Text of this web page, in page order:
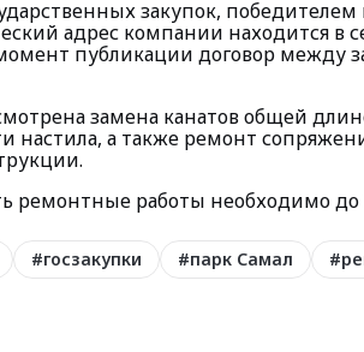
закупок, победителем
адрес компании находится в
публикации договор между
замена канатов общей
настила, а также ремонт
ремонтные работы необходимо
#госзакупки #парк Самал #